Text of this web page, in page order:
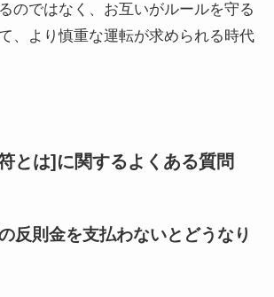
のではなく、お互いがルールを守る
、より慎重な運転が求められる時代
とは]に関するよくある質問
反則金を支払わないとどうなり